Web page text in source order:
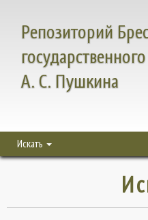
Репозиторий
А. С. Пушкина
Искать